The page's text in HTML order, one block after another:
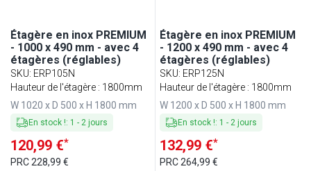
Étagère en inox PREMIUM
- 1000 x 490 mm - avec 4
étagères (réglables)
SKU: ERP105N
Hauteur de l'étagère : 1800mm
W 1020 x D 500 x H 1800 mm
En stock !: 1 - 2 jours
120,99 €*
PRC228,99 €
Étagère en inox PREMIUM
- 1200 x 490 mm - avec 4
étagères (réglables)
SKU: ERP125N
Hauteur de l'étagère : 1800mm
W 1200 x D 500 x H 1800 mm
En stock !: 1 - 2 jours
132,99 €*
PRC264,99 €